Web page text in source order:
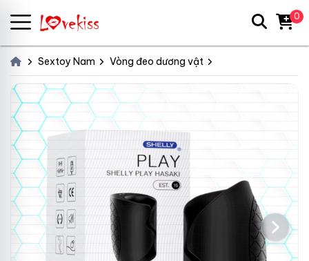
Sextoy Nam Vòng đeo dương vật
0